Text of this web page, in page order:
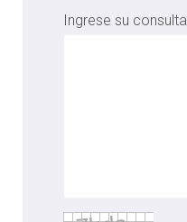
Ingrese su consulta